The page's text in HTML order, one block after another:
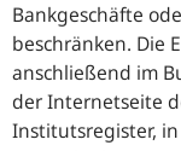
Bankgeschäfte
beschränken. Die
anschließend im
der Internetseite
Institutsregister,